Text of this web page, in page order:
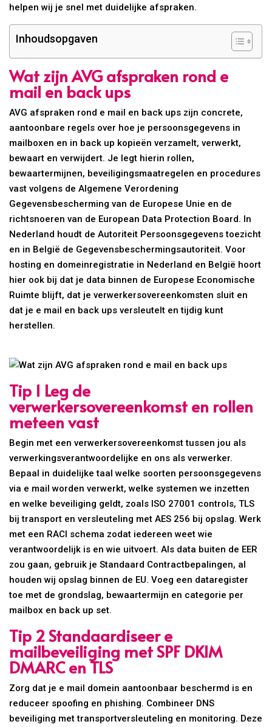
helpen wij je snel met duidelijke afspraken.
Inhoudsopgaven
Wat zijn AVG afspraken rond e
mail en back ups
AVG afspraken rond e mail en back ups zijn concrete,
aantoonbare regels over hoe je persoonsgegevens in
mailboxen en in back up kopieën verzamelt, verwerkt,
bewaart en verwijdert. Je legt hierin rollen,
bewaartermijnen, beveiligingsmaatregelen en procedures
vast volgens de Algemene Verordening
Gegevensbescherming van de Europese Unie en de
richtsnoeren van de European Data Protection Board. In
Nederland houdt de Autoriteit Persoonsgegevens toezicht
en in België de Gegevensbeschermingsautoriteit. Voor
hosting en domeinregistratie in Nederland en België hoort
hier ook bij dat je data binnen de Europese Economische
Ruimte blijft, dat je verwerkersovereenkomsten sluit en
dat je e mail en back ups versleutelt en tijdig kunt
herstellen.
Tip 1 Leg de
verwerkersovereenkomst en rollen
meteen vast
Begin met een verwerkersovereenkomst tussen jou als
verwerkingsverantwoordelijke en ons als verwerker.
Bepaal in duidelijke taal welke soorten persoonsgegevens
via e mail worden verwerkt, welke systemen we inzetten
en welke beveiliging geldt, zoals ISO 27001 controls, TLS
bij transport en versleuteling met AES 256 bij opslag. Werk
met een RACI schema zodat iedereen weet wie
verantwoordelijk is en wie uitvoert. Als data buiten de EER
zou gaan, gebruik je Standaard Contractbepalingen, al
houden wij opslag binnen de EU. Voeg een dataregister
toe met de grondslag, bewaartermijn en categorie per
mailbox en back up set.
Tip 2 Standaardiseer e
mailbeveiliging met SPF DKIM
DMARC en TLS
Zorg dat je e mail domein aantoonbaar beschermd is en
reduceer spoofing en phishing. Combineer DNS
beveiliging met transportversleuteling en monitoring. Deze